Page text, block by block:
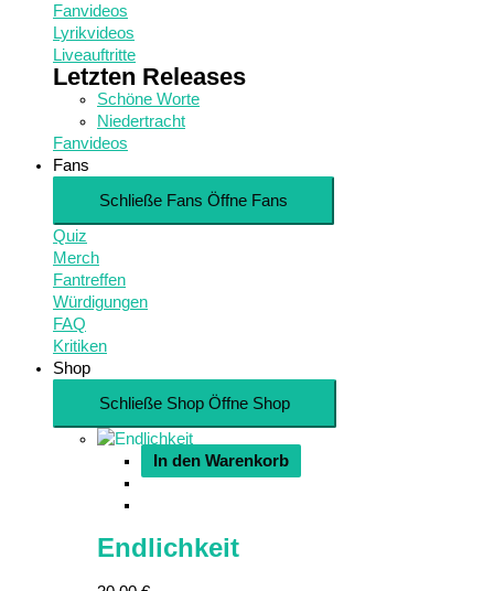
Fanvideos
Lyrikvideos
Liveauftritte
Letzten Releases
Schöne Worte
Niedertracht
Fanvideos
Fans
Schließe Fans Öffne Fans
Quiz
Merch
Fantreffen
Würdigungen
FAQ
Kritiken
Shop
Schließe Shop Öffne Shop
In den Warenkorb
Endlichkeit